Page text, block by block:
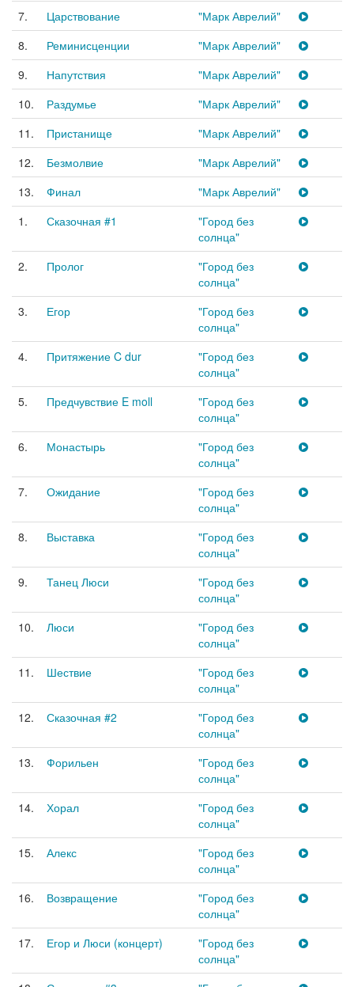
7.
Царствование
"Марк Аврелий"
8.
Реминисценции
"Марк Аврелий"
9.
Напутствия
"Марк Аврелий"
10.
Раздумье
"Марк Аврелий"
11.
Пристанище
"Марк Аврелий"
12.
Безмолвие
"Марк Аврелий"
13.
Финал
"Марк Аврелий"
1.
Сказочная #1
"Город без
солнца"
2.
Пролог
"Город без
солнца"
3.
Егор
"Город без
солнца"
4.
Притяжение C dur
"Город без
солнца"
5.
Предчувствие E moll
"Город без
солнца"
6.
Монастырь
"Город без
солнца"
7.
Ожидание
"Город без
солнца"
8.
Выставка
"Город без
солнца"
9.
Танец Люси
"Город без
солнца"
10.
Люси
"Город без
солнца"
11.
Шествие
"Город без
солнца"
12.
Сказочная #2
"Город без
солнца"
13.
Форильен
"Город без
солнца"
14.
Хорал
"Город без
солнца"
15.
Алекс
"Город без
солнца"
16.
Возвращение
"Город без
солнца"
17.
Егор и Люси (концерт)
"Город без
солнца"